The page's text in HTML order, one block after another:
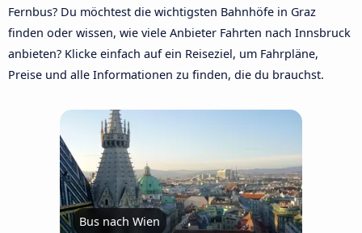
Fernbus? Du möchtest die wichtigsten Bahnhöfe in Graz
finden oder wissen, wie viele Anbieter Fahrten nach Innsbruck
anbieten? Klicke einfach auf ein Reiseziel, um Fahrpläne,
Preise und alle Informationen zu finden, die du brauchst.
Bus nach Wien